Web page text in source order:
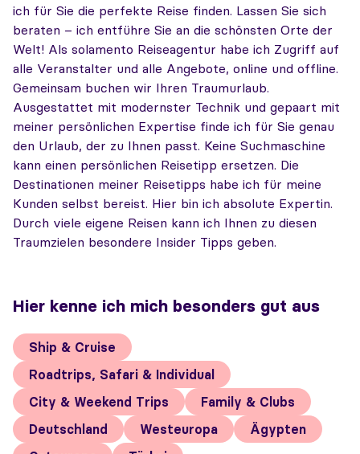
ich für Sie die perfekte Reise finden. Lassen Sie sich
beraten – ich entführe Sie an die schönsten Orte der
Welt! Als solamento Reiseagentur habe ich Zugriff auf
alle Veranstalter und alle Angebote, online und offline.
Gemeinsam buchen wir Ihren Traumurlaub.
Ausgestattet mit modernster Technik und gepaart mit
meiner persönlichen Expertise finde ich für Sie genau
den Urlaub, der zu Ihnen passt. Keine Suchmaschine
kann einen persönlichen Reisetipp ersetzen. Die
Destinationen meiner Reisetipps habe ich für meine
Kunden selbst bereist. Hier bin ich absolute Expertin.
Durch viele eigene Reisen kann ich Ihnen zu diesen
Traumzielen besondere Insider Tipps geben.
Hier kenne ich mich besonders gut aus
Ship & Cruise
Roadtrips, Safari & Individual
City & Weekend Trips
Family & Clubs
Deutschland
Westeuropa
Ägypten